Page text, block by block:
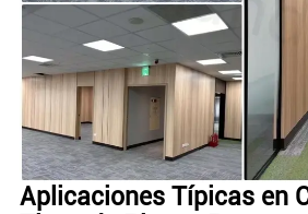
Aplicaciones Típicas en